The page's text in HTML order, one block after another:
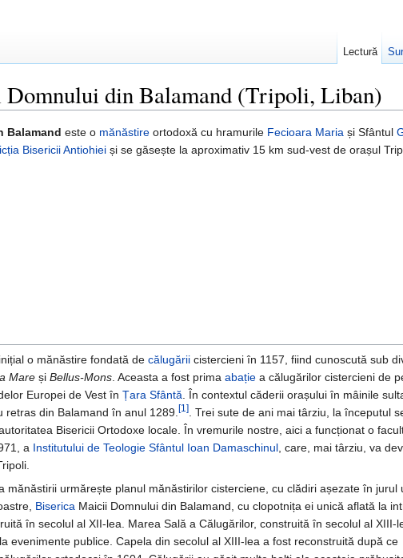
din Balamand (Tripoli, Liban)
Balamand este o mănăstire ortodoxă cu hramurile Fecioara Maria și Sfântul
Bisericii Antiohiei și se găsește la aproximativ 15 km sud-vest de orașul
o mănăstire fondată de călugării cistercieni în 1157, fiind cunoscută sub
Mare și Bellus-Mons. Aceasta a fost prima abație a călugărilor cistercieni de
Europei de Vest în Țara Sfântă. În contextul căderii orașului în mâinile
retras din Balamand în anul 1289.[1]. Trei sute de ani mai târziu, la începutul
Bisericii Ortodoxe locale. În vremurile nostre, aici a funcționat o
a Institutului de Teologie Sfântul Ioan Damaschinul, care, mai târziu, va
mănăstirii urmărește planul mănăstirilor cisterciene, cu clădiri așezate în jurul
Biserica Maicii Domnului din Balamand, cu clopotnița ei unică aflată la
în secolul al XII-lea. Marea Sală a Călugărilor, construită în secolul al XIII-
evenimente publice. Capela din secolul al XIII-lea a fost reconstruită după ce
Lectură